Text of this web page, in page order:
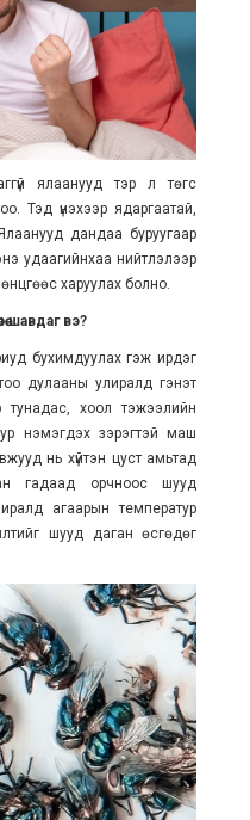
ялаанууд тэр л төгс
Тэд үнэхээр ядаргаатай,
дандаа буруугаар
удаагийнхаа нийтлэлээр
харуулах болно.
шавдаг вэ?
бухимдуулах гэж ирдэг
дулааны улиралд гэнэт
хоол тэжээлийн
нэмэгдэх зэрэгтэй маш
нь хүйтэн цуст амьтад
гадаад орчноос шууд
агаарын температур
шууд даган өсгөдөг